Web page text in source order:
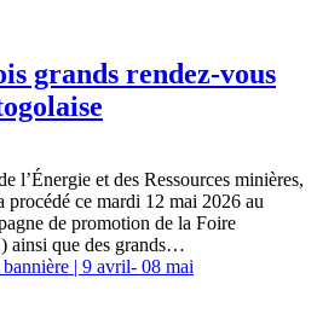
grands rendez-vous
l’Énergie et des Ressources minières,
ce mardi 12 mai 2026 au
de promotion de la Foire
ainsi que des grands…